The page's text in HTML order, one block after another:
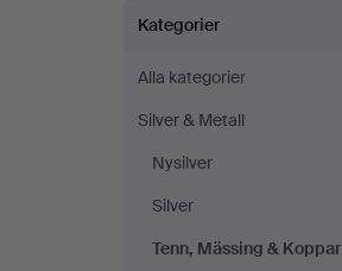
Tenn,
Mässing
&
Koppar
på
Kategorier
Alla kategorier
Silver & Metall
Nysilver
Silver
Tenn, Mässing & Koppar